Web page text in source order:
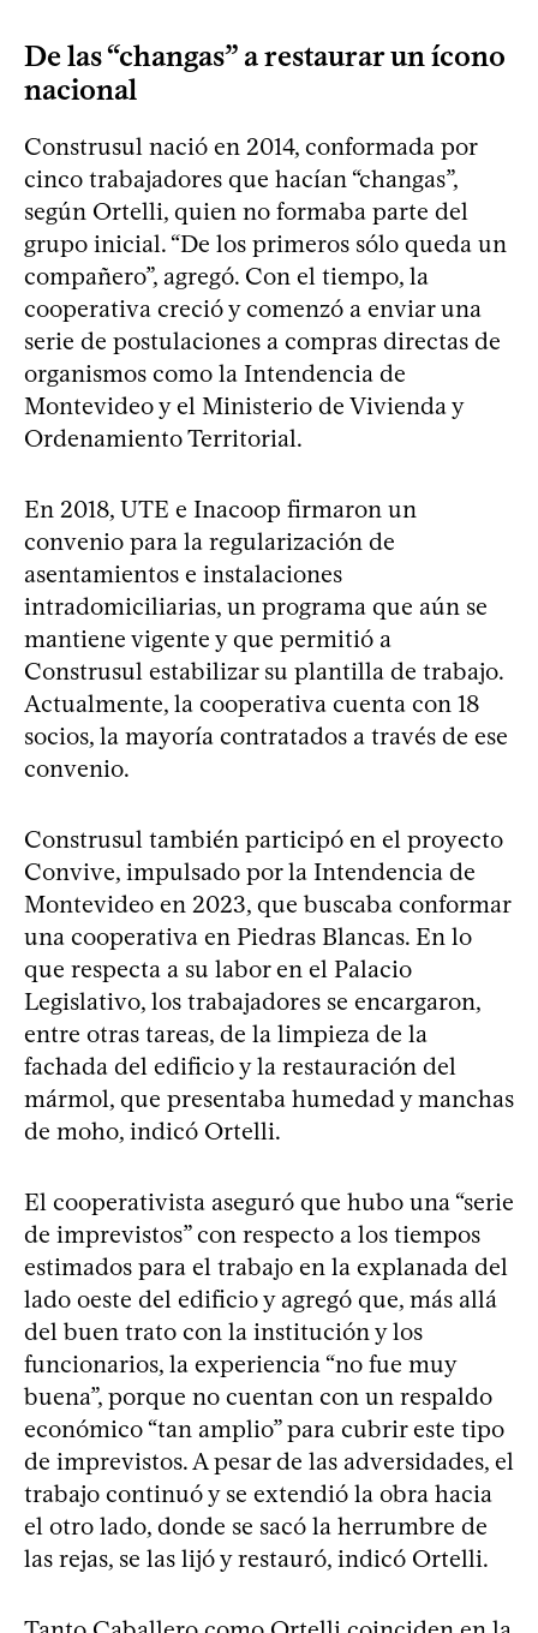
De las “changas” a restaurar un ícono
nacional
Construsul nació en 2014, conformada por
cinco trabajadores que hacían “changas”,
según Ortelli, quien no formaba parte del
grupo inicial. “De los primeros sólo queda un
compañero”, agregó. Con el tiempo, la
cooperativa creció y comenzó a enviar una
serie de postulaciones a compras directas de
organismos como la Intendencia de
Montevideo y el Ministerio de Vivienda y
Ordenamiento Territorial.
En 2018, UTE e Inacoop firmaron un
convenio para la regularización de
asentamientos e instalaciones
intradomiciliarias, un programa que aún se
mantiene vigente y que permitió a
Construsul estabilizar su plantilla de trabajo.
Actualmente, la cooperativa cuenta con 18
socios, la mayoría contratados a través de ese
convenio.
Construsul también participó en el proyecto
Convive, impulsado por la Intendencia de
Montevideo en 2023, que buscaba conformar
una cooperativa en Piedras Blancas. En lo
que respecta a su labor en el Palacio
Legislativo, los trabajadores se encargaron,
entre otras tareas, de la limpieza de la
fachada del edificio y la restauración del
mármol, que presentaba humedad y manchas
de moho, indicó Ortelli.
El cooperativista aseguró que hubo una “serie
de imprevistos” con respecto a los tiempos
estimados para el trabajo en la explanada del
lado oeste del edificio y agregó que, más allá
del buen trato con la institución y los
funcionarios, la experiencia “no fue muy
buena”, porque no cuentan con un respaldo
económico “tan amplio” para cubrir este tipo
de imprevistos. A pesar de las adversidades, el
trabajo continuó y se extendió la obra hacia
el otro lado, donde se sacó la herrumbre de
las rejas, se las lijó y restauró, indicó Ortelli.